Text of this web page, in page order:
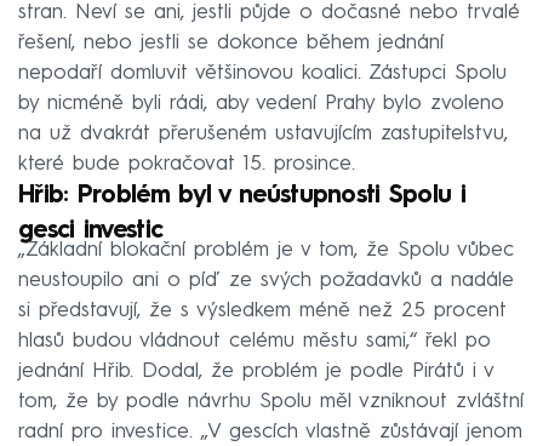
stran. Neví se ani, jestli půjde o dočasné nebo trvalé
řešení, nebo jestli se dokonce během jednání
nepodaří domluvit většinovou koalici. Zástupci Spolu
by nicméně byli rádi, aby vedení Prahy bylo zvoleno
na už dvakrát přerušeném ustavujícím zastupitelstvu,
které bude pokračovat 15. prosince.
Hřib: Problém byl v neústupnosti Spolu i
gesci investic
„Základní blokační problém je v tom, že Spolu vůbec
neustoupilo ani o píď ze svých požadavků a nadále
si představují, že s výsledkem méně než 25 procent
hlasů budou vládnout celému městu sami,“ řekl po
jednání Hřib. Dodal, že problém je podle Pirátů i v
tom, že by podle návrhu Spolu měl vzniknout zvláštní
radní pro investice. „V gescích vlastně zůstávají jenom